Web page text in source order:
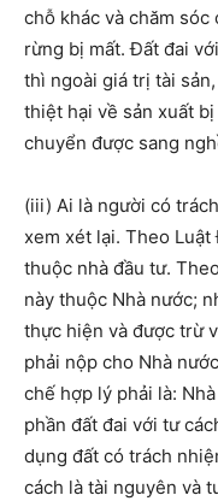
chỗ khác và chăm
rừng bị mất. Đất đai
thì ngoài giá trị tài
thiệt hại về sản xuất
chuyển được sang
(iii) Ai là người có
xem xét lại. Theo
thuộc nhà đầu tư.
này thuộc Nhà nước;
thực hiện và được trừ
phải nộp cho Nhà
chế hợp lý phải là:
phần đất đai với tư
dụng đất có trách
cách là tài nguyên và